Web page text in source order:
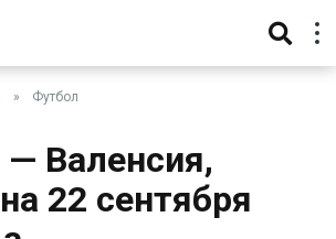
» Футбол
Валенсия,
22 сентября